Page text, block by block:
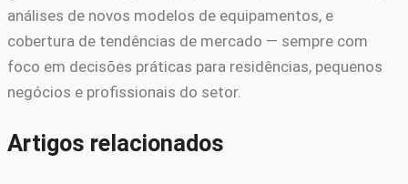
análises de novos modelos de equipamentos, e
cobertura de tendências de mercado — sempre com
foco em decisões práticas para residências, pequenos
negócios e profissionais do setor.
Artigos relacionados